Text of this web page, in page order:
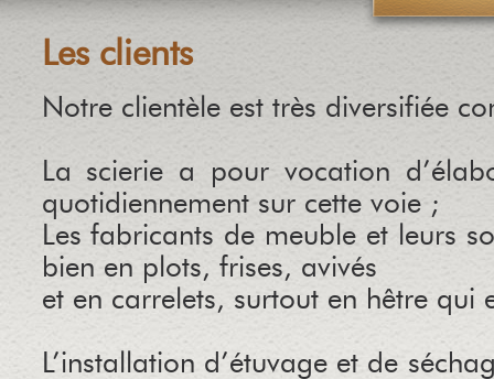
Les clients
Notre clientèle est très diversifiée
La scierie a pour vocation
quotidiennement sur cette voie ;
Les fabricants de meuble et leurs
bien en plots, frises, avivés
et en carrelets, surtout en hêtre qui
L’installation d’étuvage et de